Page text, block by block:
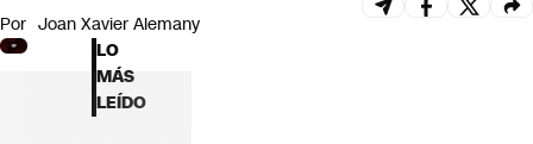
Por Joan Xavier Alemany
LO
MÁS
LEÍDO